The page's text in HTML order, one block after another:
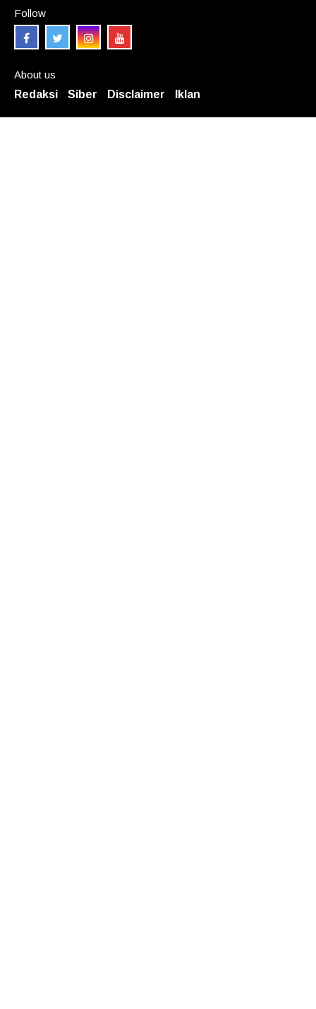
Follow
About us
Redaksi
Siber Disclaimer Iklan